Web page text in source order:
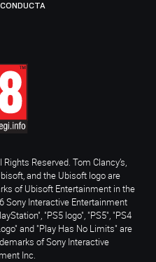
Reserved. Tom Clancy’s,
and the Ubisoft logo are
of Ubisoft Entertainment in the
Sony Interactive Entertainment
"PS5 logo", "PS5", "PS4
and "Play Has No Limits" are
of Sony Interactive
Inc.